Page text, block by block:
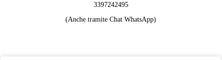
3397242495
(Anche tramite Chat WhatsApp)